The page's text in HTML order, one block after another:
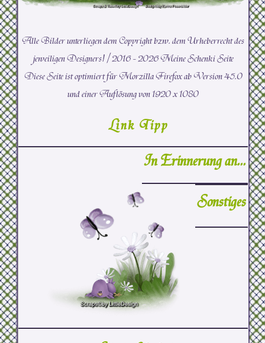
Alle Bilder unterliegen dem Copyright bzw. dem Urheberrecht des
jeweiligen Designers! / 2016 -2026 Meine Schenki Seite
Diese Seite ist optimiert für Morzilla Firefox ab Version 45.0
und einer Auflösung von 1920 x 1080
Link Tipp
In Erinnerung an...
Sonstiges